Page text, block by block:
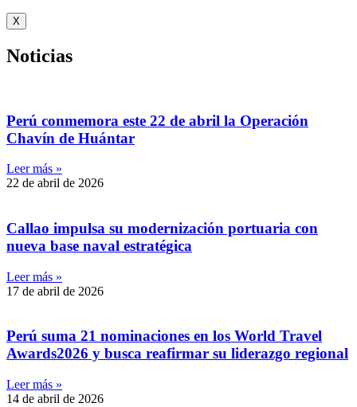
X
Noticias
Perú conmemora este 22 de abril la Operación
Chavín de Huántar
Leer más »
22 de abril de 2026
Callao impulsa su modernización portuaria con
nueva base naval estratégica
Leer más »
17 de abril de 2026
Perú suma 21 nominaciones en los World Travel
Awards2026 y busca reafirmar su liderazgo regional
Leer más »
14 de abril de 2026